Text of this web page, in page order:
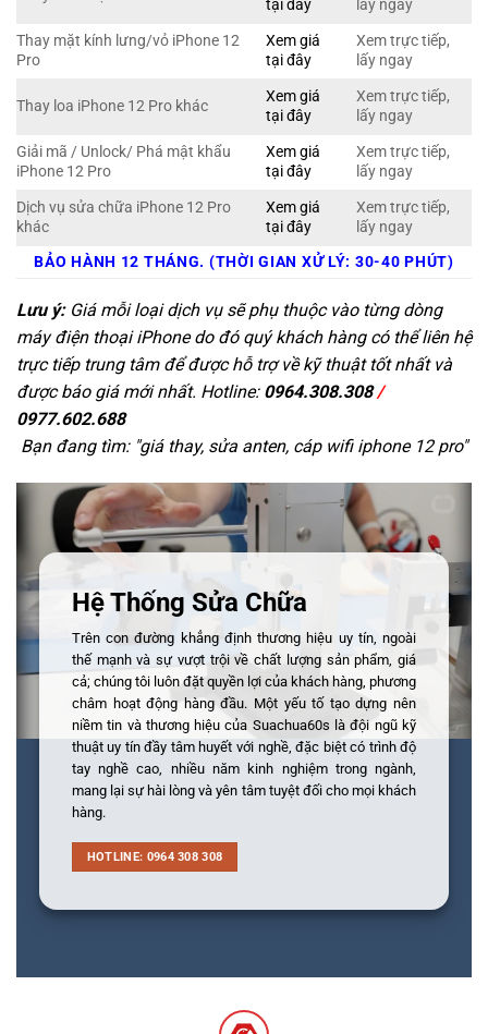
tại đây
lấy ngay
Thay mặt kính lưng/vỏ iPhone 12
Pro
Xem giá
tại đây
Xem trực tiếp,
lấy ngay
Thay loa iPhone 12 Pro khác
Xem giá
tại đây
Xem trực tiếp,
lấy ngay
Giải mã / Unlock/ Phá mật khẩu
iPhone 12 Pro
Xem giá
tại đây
Xem trực tiếp,
lấy ngay
Dịch vụ sửa chữa iPhone 12 Pro
khác
Xem giá
tại đây
Xem trực tiếp,
lấy ngay
BẢO HÀNH 12 THÁNG. (THỜI GIAN XỬ LÝ: 30-40 PHÚT)
Lưu ý:Giá mỗi loại dịch vụ sẽ phụ thuộc vào từng dòng
máy điện thoại iPhone do đó quý khách hàng có thể liên hệ
trực tiếp trung tâm để được hỗ trợ về kỹ thuật tốt nhất và
được báo giá mới nhất. Hotline: 0964.308.308/
0977.602.688
Bạn đang tìm: "giá thay, sửa anten, cáp wifi iphone 12 pro"
Hệ Thống Sửa Chữa
Trên con đường khẳng định thương hiệu uy tín, ngoài
thế mạnh và sự vượt trội về chất lượng sản phẩm, giá
cả; chúng tôi luôn đặt quyền lợi của khách hàng, phương
châm hoạt động hàng đầu. Một yếu tố tạo dựng nên
niềm tin và thương hiệu của Suachua60s là đội ngũ kỹ
thuật uy tín đầy tâm huyết với nghề, đặc biệt có trình độ
tay nghề cao, nhiều năm kinh nghiệm trong ngành,
mang lại sự hài lòng và yên tâm tuyệt đối cho mọi khách
hàng.
HOTLINE: 0964 308 308